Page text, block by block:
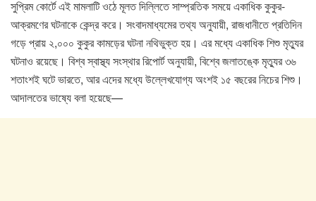
k
সুপ্রিম কোর্টে এই মামলাটি ওঠে মূলত দিল্লিতে সাম্প্রতিক সময়ে একাধিক কুকুর-
আক্রমণের ঘটনাকে কেন্দ্র করে। সংবাদমাধ্যমের তথ্য অনুযায়ী, রাজধানীতে প্রতিদিন
গড়ে প্রায় ২,০০০ কুকুর কামড়ের ঘটনা নথিভুক্ত হয়। এর মধ্যে একাধিক শিশু মৃত্যুর
ঘটনাও রয়েছে। বিশ্ব স্বাস্থ্য সংস্থার রিপোর্ট অনুযায়ী, বিশ্বে জলাতঙ্কে মৃত্যুর ৩৬
শতাংশই ঘটে ভারতে, আর এদের মধ্যে উল্লেখযোগ্য অংশই ১৫ বছরের নিচের শিশু।
আদালতের ভাষ্যে বলা হয়েছে—